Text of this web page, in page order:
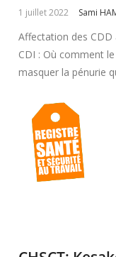
1 juillet 2022 Sami
Affectation des CDD
CDI : Où comment
masquer la pénurie